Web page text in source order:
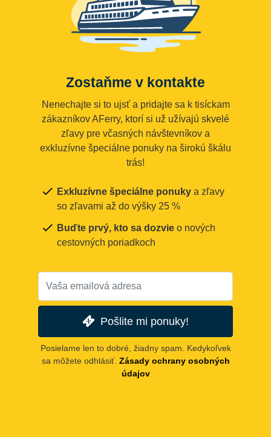
Zostaňme v kontakte
Nenechajte si to ujsť a pridajte sa k tisíckam
zákazníkov AFerry, ktorí si už užívajú skvelé
zľavy pre včasných návštevníkov a
exkluzívne špeciálne ponuky na širokú škálu
trás!
Exkluzívne špeciálne ponuky a zľavy
so zľavami až do výšky 25 %
Buďte prvý, kto sa dozvie o nových
cestovných poriadkoch
Pošlite mi ponuky!
Posielame len to dobré, žiadny spam. Kedykoľvek
sa môžete odhlásiť. Zásady ochrany osobných
údajov